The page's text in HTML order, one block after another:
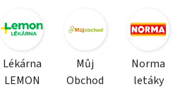
Lékárna
LEMON
Můj
Obchod
Norma
letáky